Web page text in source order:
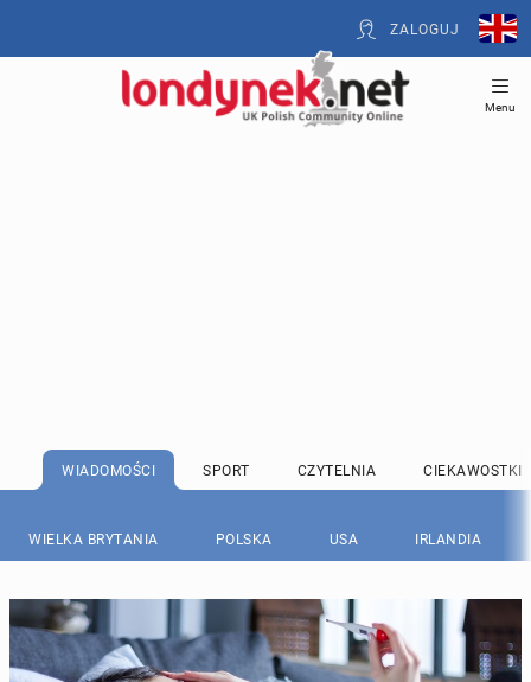
ZALOGUJ
Menu
WIADOMOŚCI SPORT CZYTELNIA CIEKAWOSTKI
WIELKA BRYTANIA POLSKA USA IRLANDIA